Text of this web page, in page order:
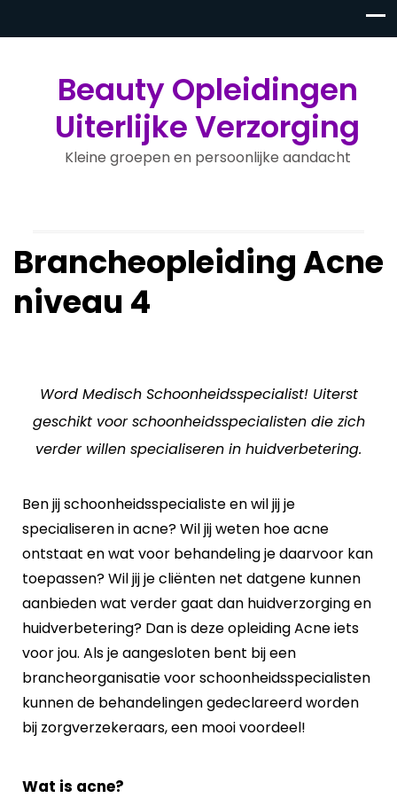
Beauty Opleidingen
Uiterlijke Verzorging
Kleine groepen en persoonlijke aandacht
Brancheopleiding Acne
niveau 4
Word Medisch Schoonheidsspecialist! Uiterst
geschikt voor schoonheidsspecialisten die zich
verder willen specialiseren in huidverbetering.
Ben jij schoonheidsspecialiste en wil jij je
specialiseren in acne? Wil jij weten hoe acne
ontstaat en wat voor behandeling je daarvoor kan
toepassen? Wil jij je cliënten net datgene kunnen
aanbieden wat verder gaat dan huidverzorging en
huidverbetering? Dan is deze opleiding Acne iets
voor jou. Als je aangesloten bent bij een
brancheorganisatie voor schoonheidsspecialisten
kunnen de behandelingen gedeclareerd worden
bij zorgverzekeraars, een mooi voordeel!
Wat is acne?